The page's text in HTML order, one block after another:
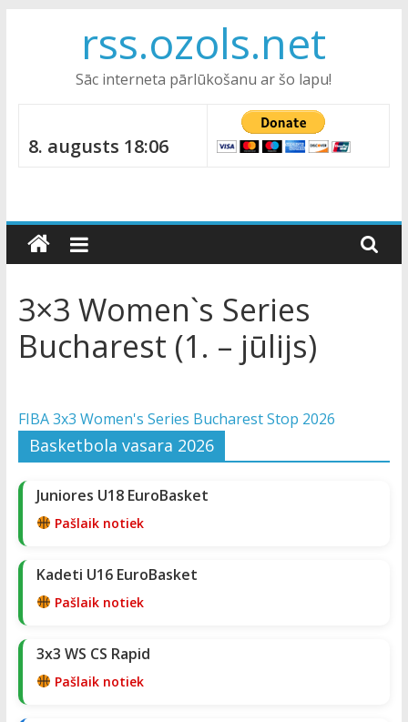
rss.ozols.net
Sāc interneta pārlūkošanu ar šo lapu!
8. augusts 18:06
3×3 Women`s Series
Bucharest (1. – jūlijs)
FIBA 3x3 Women's Series Bucharest Stop 2026
Basketbola vasara 2026
Juniores U18 EuroBasket
Pašlaik notiek
Kadeti U16 EuroBasket
Pašlaik notiek
3x3 WS CS Rapid
Pašlaik notiek